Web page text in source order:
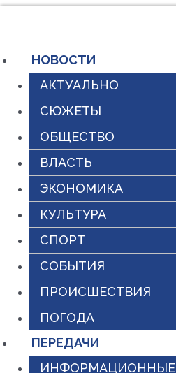
содержимому
НОВОСТИ
АКТУАЛЬНО
СЮЖЕТЫ
ОБЩЕСТВО
ВЛАСТЬ
ЭКОНОМИКА
КУЛЬТУРА
СПОРТ
СОБЫТИЯ
ПРОИСШЕСТВИЯ
ПОГОДА
ПЕРЕДАЧИ
ИНФОРМАЦИОННЫЕ